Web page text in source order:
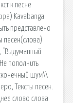
к песне
Kavabanga
представлено
песен(слова)
"Выдуманный
пополнить
шум\\
Тексты песен.
слово слова